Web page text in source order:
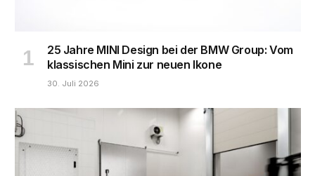
25 Jahre MINI Design bei der BMW Group: Vom
klassischen Mini zur neuen Ikone
30. Juli 2026